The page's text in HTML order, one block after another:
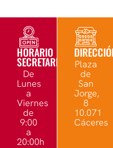
HORARIO
SECRETARÍA
De
Lunes
a
Viernes
de
9:00
a
20:00h
Plaza
de
San
Jorge,
8
10.071
Cáceres